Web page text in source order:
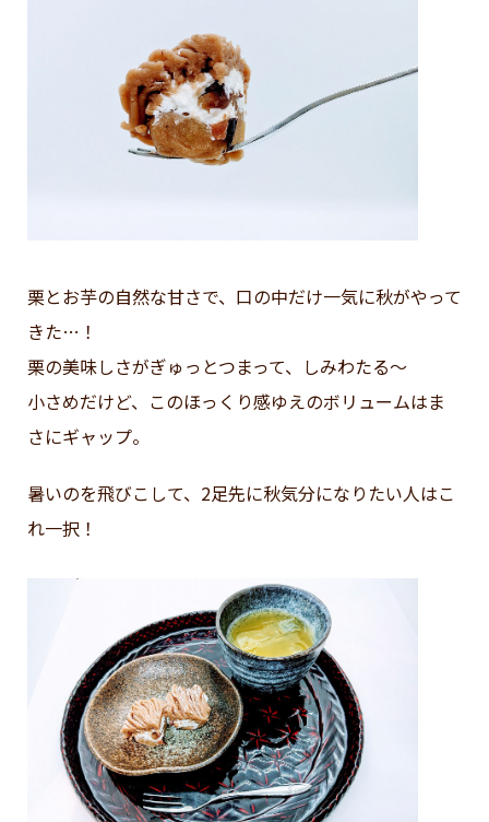
栗とお芋の自然な甘さで、口の中だけ一気に秋がやって
きた…！
栗の美味しさがぎゅっとつまって、しみわたる～
小さめだけど、このほっくり感ゆえのボリュームはま
さにギャップ。
暑いのを飛びこして、2足先に秋気分になりたい人はこ
れ一択！